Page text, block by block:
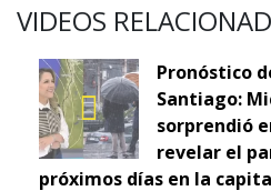
VIDEOS
Pronóstico
Santiago:
sorprendió
revelar el
próximos días en la